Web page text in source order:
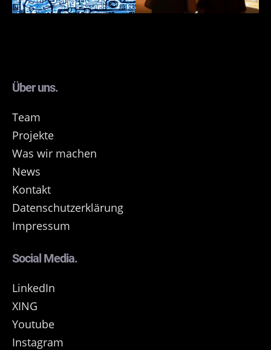
Über uns.
Team
Projekte
Was wir machen
News
Kontakt
Datenschutzerklärung
Impressum
Social Media.
LinkedIn
XING
Youtube
Instagram